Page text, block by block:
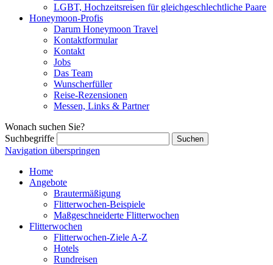
LGBT, Hochzeitsreisen für gleichgeschlechtliche Paare
Honeymoon-Profis
Darum Honeymoon Travel
Kontaktformular
Kontakt
Jobs
Das Team
Wunscherfüller
Reise-Rezensionen
Messen, Links & Partner
Wonach suchen Sie?
Suchbegriffe
Navigation überspringen
Home
Angebote
Brautermäßigung
Flitterwochen-Beispiele
Maßgeschneiderte Flitterwochen
Flitterwochen
Flitterwochen-Ziele A-Z
Hotels
Rundreisen